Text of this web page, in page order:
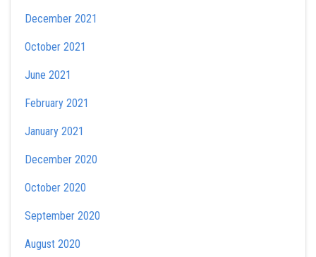
December 2021
October 2021
June 2021
February 2021
January 2021
December 2020
October 2020
September 2020
August 2020